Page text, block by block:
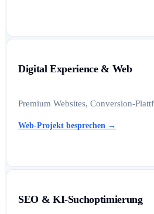
Digital Experience & Web
Premium Websites, Conversion-
Web-Projekt besprechen →
SEO & KI-Suchoptimierung